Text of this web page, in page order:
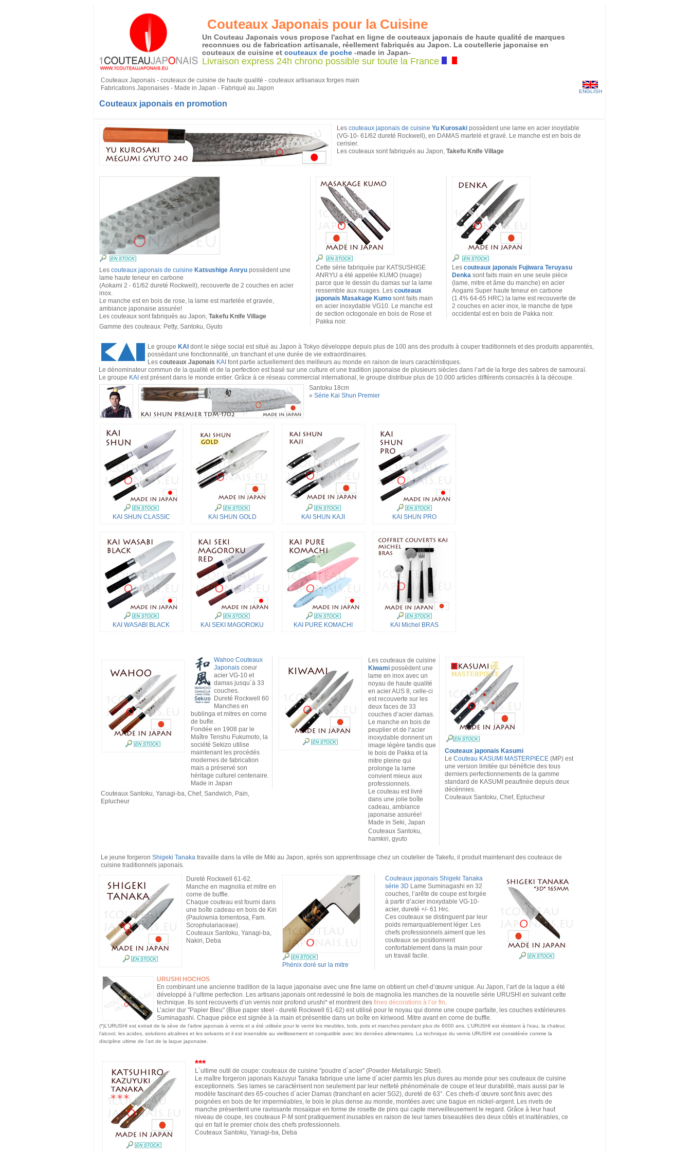
Couteaux Japonais pour la Cuisine
Un Couteau Japonais vous propose l'achat en ligne de couteaux japonais de haute qualité de marques
reconnues ou de fabrication artisanale, réellement fabriqués au Japon. La coutellerie japonaise en
couteaux de cuisine et couteaux de poche-made in Japan-
Livraison express 24h chrono possible sur toute la France
Couteaux Japonais - couteaux de cuisine de haute qualité - couteaux artisanaux forges main
Fabrications Japonaises - Made in Japan - Fabriqué au Japon
ENGLISH
Couteaux japonais en promotion
Les couteaux japonais de cuisine Yu Kurosakipossèdent une lame en acier inoydable
(VG-10- 61/62 dureté Rockwell), en DAMAS martelé et gravé. Le manche est en bois de
cerisier.
Les couteaux sont fabriqués au Japon, Takefu Knife Village
Les couteaux japonais de cuisine Katsushige Anryupossèdent une
lame haute teneur en carbone
(Aokami 2 - 61/62 dureté Rockwell), recouverte de 2 couches en acier
inox.
Le manche est en bois de rose, la lame est martelée et gravée,
ambiance japonaise assurée!
Les couteaux sont fabriqués au Japon, Takefu Knife Village
Gamme des couteaux: Petty, Santoku, Gyuto
Cette série fabriquée par KATSUSHIGE
ANRYU a été appelée KUMO (nuage)
parce que le dessin du damas sur la lame
ressemble aux nuages. Les couteaux
japonais Masakage Kumosont faits main
en acier inoxydable VG10. Le manche est
de section octogonale en bois de Rose et
Pakka noir.
Les couteaux japonais Fujiwara Teruyasu
Denka sont faits main en une seule pièce
(lame, mitre et âme du manche) en acier
Aogami Super haute teneur en carbone
(1.4% 64-65 HRC) la lame est recouverte de
2 couches en acier inox, le manche de type
occidental est en bois de Pakka noir.
Le groupe KAI dont le siège social est situé au Japon à Tokyo développe depuis plus de 100 ans des produits à couper traditionnels et des produits apparentés,
possédant une fonctionnalité, un tranchant et une durée de vie extraordinaires.
Les couteaux Japonais KAI font partie actuellement des meilleurs au monde en raison de leurs caractéristiques.
Le dénominateur commun de la qualité et de la perfection est basé sur une culture et une tradition japonaise de plusieurs siècles dans l’art de la forge des sabres de samouraï.
Le groupe KAI est présent dans le monde entier. Grâce à ce réseau commercial international, le groupe distribue plus de 10.000 articles différents consacrés à la découpe.
Santoku 18cm
» Série Kai Shun Premier
KAI SHUN CLASSIC KAI SHUN GOLD KAI SHUN KAJI KAI SHUN PRO
KAI WASABI BLACK KAI SEKI MAGOROKU KAI PURE KOMACHI KAI Michel BRAS
Wahoo Couteaux
Japonaiscoeur
acier VG-10 et
damas jusqu´à 33
couches.
Dureté Rockwell 60
Manches en
bublinga et mitres en corne
de bufle.
Fondée en 1908 par le
Maître Tenshu Fukumoto, la
société Sekizo utilise
maintenant les procédés
modernes de fabrication
mais a préservé son
héritage culturel centenaire.
Made in Japan
Couteaux Santoku, Yanagi-ba, Chef, Sandwich, Pain,
Eplucheur
Les couteaux de cuisine
Kiwamipossèdent une
lame en inox avec un
noyau de haute qualité
en acier AUS 8, celle-ci
est recouverte sur les
deux faces de 33
couches d‘acier damas.
Le manche en bois de
peuplier et de l‘acier
inoxydable donnent un
image légère tandis que
le bois de Pakka et la
mitre pleine qui
prolonge la lame
convient mieux aux
professionnels.
Le couteau est livré
dans une jolie boîte
cadeau, ambiance
japonaise assurée!
Made in Seki, Japan
Couteaux Santoku,
hamkiri, gyuto
Couteaux japonais Kasumi
Le Couteau KASUMI MASTERPIECE(MP) est
une version limitée qui bénéficie des tous
derniers perfectionnements de la gamme
standard de KASUMI peaufinée depuis deux
décénnies.
Couteaux Santoku, Chef, Eplucheur
Le jeune forgeron Shigeki Tanaka travaille dans la ville de Miki au Japon, après son apprentissage chez un coutelier de Takefu, il produit maintenant des couteaux de
cuisine traditionnels japonais.
Dureté Rockwell 61-62.
Manche en magnolia et mitre en
corne de buffle.
Chaque couteau est fourni dans
une boîte cadeau en bois de Kiri
(Paulownia tomentosa, Fam.
Scrophulariaceae).
Couteaux Santoku, Yanagi-ba,
Nakiri, Deba
Phénix doré sur la mitre
Couteaux japonais Shigeki Tanaka
série 3D Lame Suminagashi en 32
couches, l’arête de coupe est forgée
à partir d’acier inoxydable VG-10-
acier, dureté +/- 61 Hrc.
Ces couteaux se distinguent par leur
poids remarquablement léger. Les
chefs professionnels aiment que les
couteaux se positionnent
confortablement dans la main pour
un travail facile.
URUSHI HOCHOS
En combinant une ancienne tradition de la laque japonaise avec une fine lame on obtient un chef-d’œuvre unique. Au Japon, l’art de la laque a été
développé à l’ultime perfection. Les artisans japonais ont redessiné le bois de magnolia les manches de la nouvelle série URUSHI en suivant cette
technique. Ils sont recouverts d’un vernis noir profond urushi* et montrent des fines décorations à l’or fin
L’acier dur "Papier Bleu" (Blue paper steel - dureté Rockwell 61-62) est utilisé pour le noyau qui donne une coupe parfaite, les couches extérieures
Suminagashi. Chaque pièce est signée à la main et présentée dans un boîte en kiriwood. Mitre avant en corne de buffle.
(*)L’URUSHI est extrait de la sève de l’arbre japonais à vernis et a été utilisée pour le vernir les meubles, bols, pots et manches pendant plus de 6000 ans. L’URUSHI est résistant à l’eau, la chaleur,
l’alcool, les acides, solutions alcalines et les solvants et il est insensible au vieillissement et compatible avec les denrées alimentaires. La technique du vernis URUSHI est considérée comme la
discipline ultime de l’art de la laque japonaise.
***
L´ultime outil de coupe: couteaux de cuisine "poudre d´acier" (Powder-Metallurgic Steel).
Le maître forgeron japonais Kazuyui Tanaka fabrique une lame d´acier parmis les plus dures au monde pour ses couteaux de cuisine
exceptionnels. Ses lames se caractérisent non seulement par leur netteté phénoménale de coupe et leur durabilité, mais aussi par le
modèle fascinant des 65-couches d´acier Damas (tranchant en acier SG2), dureté de 63°. Ces chefs-d´œuvre sont finis avec des
poignées en bois de fer imperméables, le bois le plus dense au monde, montées avec une bague en nickel-argent. Les rivets de
manche présentent une ravissante mosaïque en forme de rosette de pins qui capte merveilleusement le regard. Grâce à leur haut
niveau de coupe, les couteaux P-M sont pratiquement inusables en raison de leur lames biseautées des deux côtés et inaltérables, ce
qui en fait le premier choix des chefs professionnels.
Couteaux Santoku, Yanagi-ba, Deba